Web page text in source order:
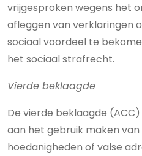
vrijgesproken wegens het
afleggen van verklaringen
sociaal voordeel te
het sociaal strafrecht.
Vierde beklaagde
De vierde beklaagde
aan het gebruik maken van
hoedanigheden of valse